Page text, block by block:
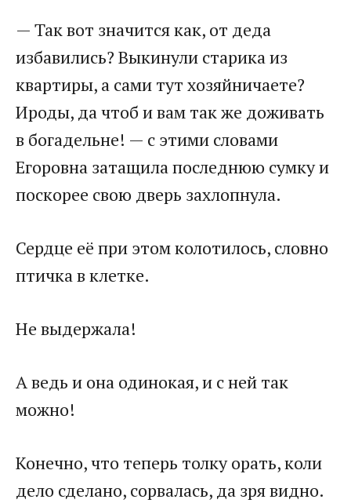
— Так вот значится как, от деда
избавились? Выкинули старика из
квартиры, а сами тут хозяйничаете?
Ироды, да чтоб и вам так же доживать
в богадельне! — с этими словами
Егоровна затащила последнюю сумку и
поскорее свою дверь захлопнула.
Сердце её при этом колотилось, словно
птичка в клетке.
Не выдержала!
А ведь и она одинокая, и с ней так
можно!
Конечно, что теперь толку орать, коли
дело сделано, сорвалась, да зря видно.